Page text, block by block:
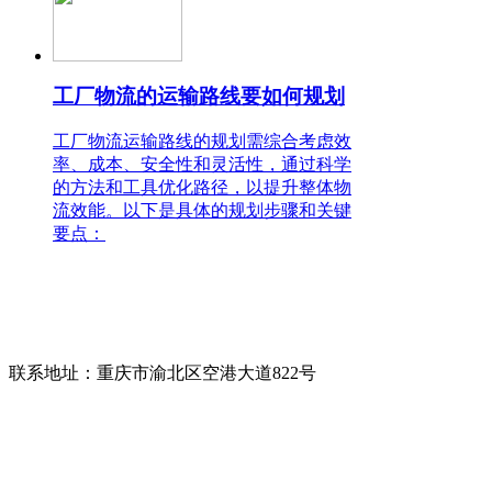
工厂物流的运输路线要如何规划
工厂物流运输路线的规划需综合考虑效
率、成本、安全性和灵活性，通过科学
的方法和工具优化路径，以提升整体物
流效能。以下是具体的规划步骤和关键
要点：
联系地址： 重庆市渝北区空港大道822号